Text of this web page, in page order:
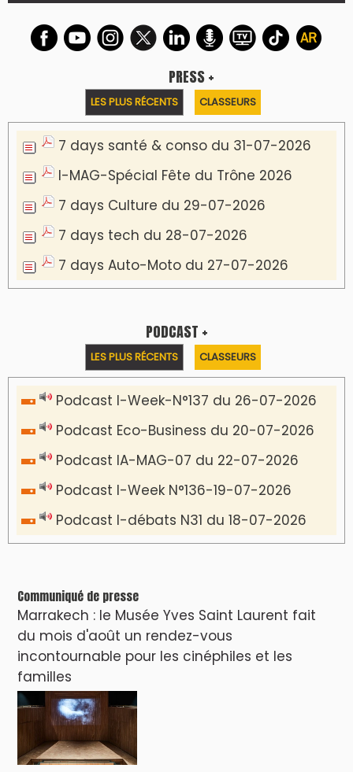
PRESS +
LES PLUS RÉCENTS CLASSEURS
7 days santé & conso du 31-07-2026
I-MAG-Spécial Fête du Trône 2026
7 days Culture du 29-07-2026
7 days tech du 28-07-2026
7 days Auto-Moto du 27-07-2026
PODCAST +
LES PLUS RÉCENTS CLASSEURS
Podcast I-Week-N°137 du 26-07-2026
Podcast Eco-Business du 20-07-2026
Podcast IA-MAG-07 du 22-07-2026
Podcast I-Week N°136-19-07-2026
Podcast I-débats N31 du 18-07-2026
Communiqué de presse
Marrakech : le Musée Yves Saint Laurent fait
du mois d'août un rendez-vous
incontournable pour les cinéphiles et les
familles